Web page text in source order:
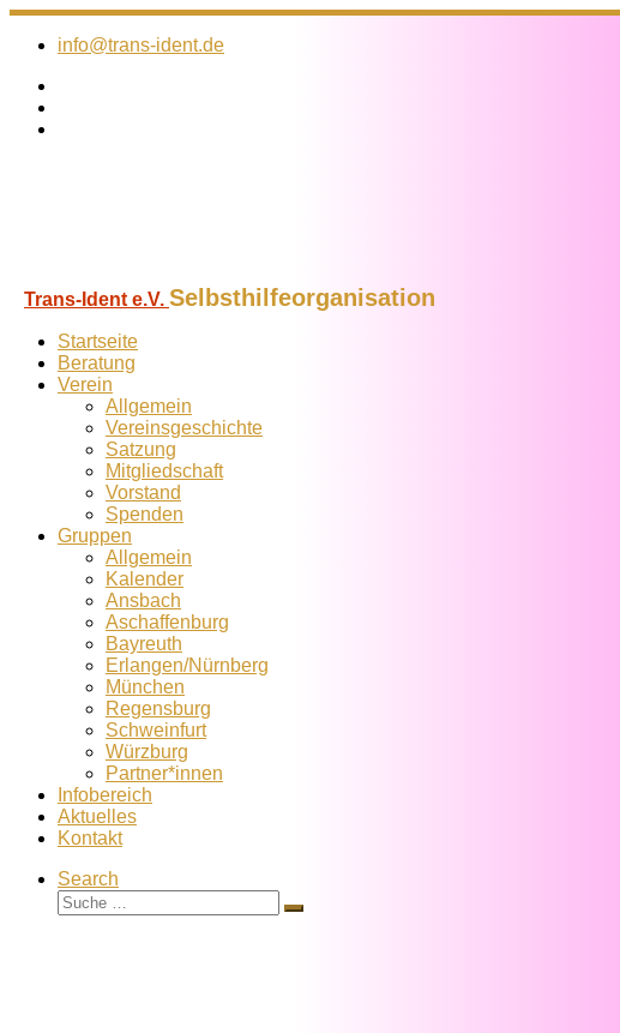
Zum
Inhalt
info@trans-ident.de
Trans-Ident e.V. Selbsthilfeorganisation
Startseite
Beratung
Verein
Allgemein
Vereins­geschichte
Satzung
Mitglied­schaft
Vorstand
Spenden
Gruppen
Allgemein
Kalender
Ansbach
Aschaffenburg
Bayreuth
Erlangen/Nürnberg
München
Regensburg
Schweinfurt
Würzburg
Partner*innen
Infobereich
Aktuelles
Kontakt
Search
Suche
Suche